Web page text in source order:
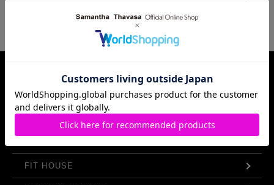
Samantha Thavasa Group Info.
FIT HOUSE